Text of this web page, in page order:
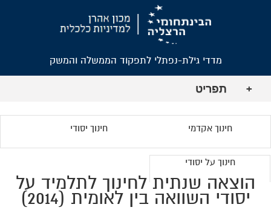
מדדי גילת-נפתלי לתפקוד הממשלה והמשק
+ תפריט
חינוך אקדמי חינוך יסודי
חינוך על יסודי
הוצאה שנתית לחינוך לתלמיד על
יסודי השוואה בין לאומית (2014)